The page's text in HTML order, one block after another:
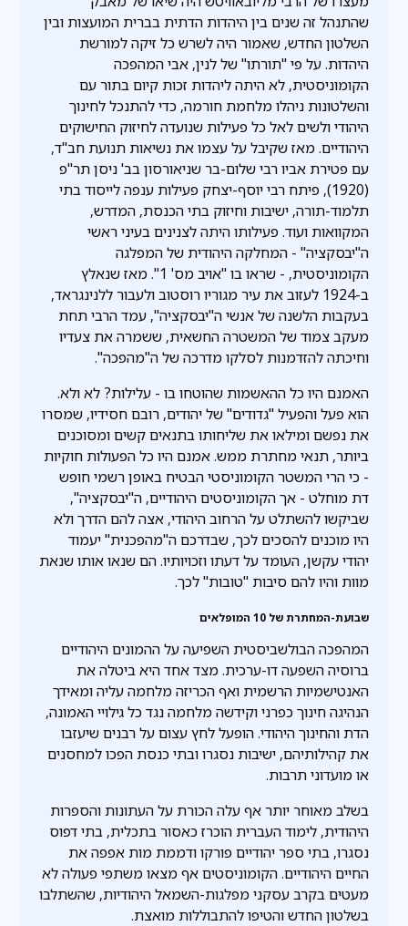
שהתנהל זה שנים בין היהדות הדתית בברית המועצות ובין
השלטון החדש, שאמור היה לשרש כל זיקה למורשת
היהדות. על פי "תורתו" של לנין, אבי המהפכה
הקומוניסטית, לא היתה ליהדות זכות קיום בתור עם
והשלטונות ניהלו מלחמת חורמה, כדי להתנכל לחינוך
היהודי ולשים לאל כל פעילות שנועדה לחיזוק החישוקים
היהודיים. מאז שקיבל על עצמו את נשיאות תנועת חב"ד,
עם פטירת אביו רבי שלום-בר שניאורסון בב' ניסן תר"פ
(1920), פיתח רבי יוסף-יצחק פעילות ענפה לייסוד בתי
תלמוד-תורה, ישיבות וחיזוק בתי הכנסת, המדרש,
המקוואות ועוד. פעילותו היתה לצנינים בעיני ראשי
ה"יבסקציה" - המחלקה היהודית של המפלגה
הקומוניסטית, - שראו בו "אויב מס' 1". מאז שנאלץ
ב-1924 לעזוב את עיר מגוריו רוסטוב ולעבור ללנינגראד,
בעקבות הלשנה של אנשי ה"יבסקציה", עמד הרבי תחת
מעקב צמוד של המשטרה החשאית, ששמרה את צעדיו
וחיכתה להזדמנות לסלקו מדרכה של ה"מהפכה".
האמנם היו כל ההאשמות שהוטחו בו - עלילות? לא ולא.
הוא פעל והפעיל "גדודים" של יהודים, רובם חסידיו, שמסרו
את נפשם ומילאו את שליחותו בתנאים קשים ומסוכנים
ביותר, תנאי מחתרת ממש. אמנם היו כל הפעולות חוקיות
- כי הרי המשטר הקומוניסטי הבטיח באופן רשמי חופש
דת מוחלט - אך הקומוניסטים היהודיים, ה"יבסקציה",
שביקשו להשתלט על הרחוב היהודי, אצה להם הדרך ולא
היו מוכנים להסכים לכך, שבדרכם ה"מהפכנית" יעמוד
יהודי עקשן, העומד על דעתו וזכויותיו. הם שנאו אותו שנאת
מוות והיו להם סיבות "טובות" לכך.
שבועת-המחתרת של 10 המופלאים
המהפכה הבולשביסטית השפיעה על ההמונים היהודיים
ברוסיה השפעה דו-ערכית. מצד אחד היא ביטלה את
האנטישמיות הרשמית ואף הכריזה מלחמה עליה ומאידך
הנהיגה חינוך כפרני וקידשה מלחמה נגד כל גילויי האמונה,
הדת והחינוך היהודי. הופעל לחץ עצום על רבנים שיעזבו
את קהילותיהם, ישיבות נסגרו ובתי כנסת הפכו למחסנים
או מועדוני תרבות.
בשלב מאוחר יותר אף עלה הכורת על העתונות והספרות
היהודית, לימוד העברית הוכרז כאסור בתכלית, בתי דפוס
נסגרו, בתי ספר יהודיים פורקו ודממת מות אפפה את
החיים היהודיים. הקומוניסטים אף מצאו משתפי פעולה לא
מעטים בקרב עסקני מפלגות-השמאל היהודיות, שהשתלבו
בשלטון החדש והטיפו להתבוללות מואצת.